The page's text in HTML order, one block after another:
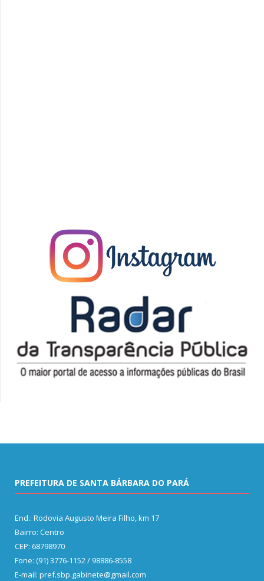
PREFEITURA DE SANTA BÁRBARA DO PARÁ
End.: Rodovia Augusto Meira Filho, km 17
Bairro: Centro
CEP: 68798970
Fone: (91) 3776-1152 / 98886-8558
E-mail: pref.sbp.gabinete@gmail.com